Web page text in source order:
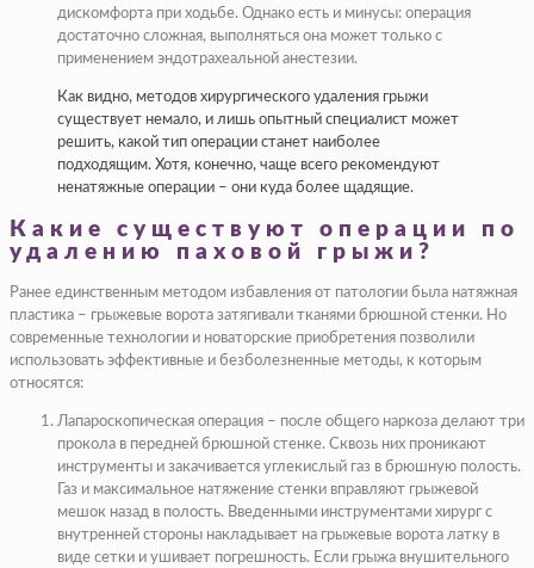
дискомфорта при ходьбе. Однако есть и минусы: операция
достаточно сложная, выполняться она может только с
применением эндотрахеальной анестезии.
Как видно, методов хирургического удаления грыжи
существует немало, и лишь опытный специалист может
решить, какой тип операции станет наиболее
подходящим. Хотя, конечно, чаще всего рекомендуют
ненатяжные операции – они куда более щадящие.
Какие существуют операции по
удалению паховой грыжи?
Ранее единственным методом избавления от патологии была натяжная
пластика – грыжевые ворота затягивали тканями брюшной стенки. Но
современные технологии и новаторские приобретения позволили
использовать эффективные и безболезненные методы, к которым
относятся:
Лапароскопическая операция – после общего наркоза делают три
прокола в передней брюшной стенке. Сквозь них проникают
инструменты и закачивается углекислый газ в брюшную полость.
Газ и максимальное натяжение стенки вправляют грыжевой
мешок назад в полость. Введенными инструментами хирург с
внутренней стороны накладывает на грыжевые ворота латку в
виде сетки и ушивает погрешность. Если грыжа внушительного